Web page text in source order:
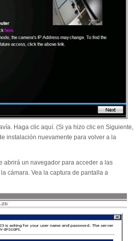
Haga clic aquí. (Si ya hizo clic en Siguiente,
instalación nuevamente para volver a la
abrirá un navegador para acceder a las
cámara. Vea la captura de pantalla a